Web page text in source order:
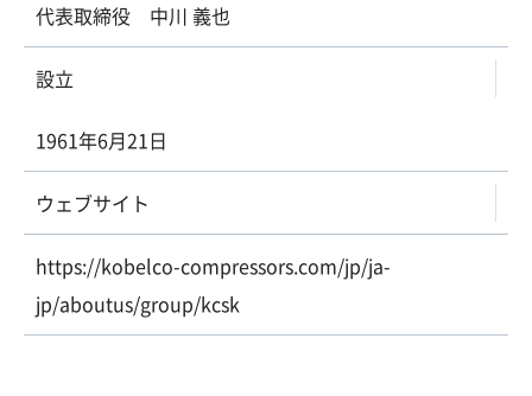
代表取締役 中川 義也
設立
1961年6月21日
ウェブサイト
https://kobelco-compressors.com/jp/ja-
jp/aboutus/group/kcsk